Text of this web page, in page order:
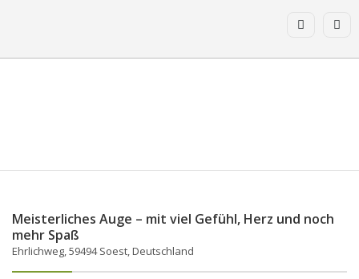
Meisterliches Auge – mit viel Gefühl, Herz und noch
mehr Spaß
Ehrlichweg, 59494 Soest, Deutschland